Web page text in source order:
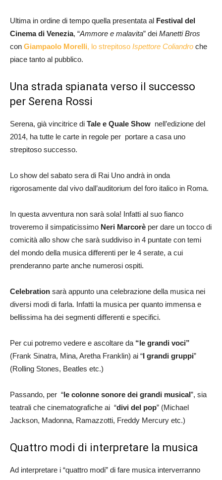
Ultima in ordine di tempo quella presentata al Festival del
Cinema di Venezia, “Ammore e malavita” dei Manetti Bros
con Giampaolo Morelli, lo strepitoso Ispettore Coliandro che
piace tanto al pubblico.
Una strada spianata verso il successo
per Serena Rossi
Serena, già vincitrice di Tale e Quale Show nell’edizione del
2014, ha tutte le carte in regole per portare a casa uno
strepitoso successo.
Lo show del sabato sera di Rai Uno andrà in onda
rigorosamente dal vivo dall’auditorium del foro italico in Roma.
In questa avventura non sarà sola! Infatti al suo fianco
troveremo il simpaticissimo Neri Marcorè per dare un tocco di
comicità allo show che sarà suddiviso in 4 puntate con temi
del mondo della musica differenti per le 4 serate, a cui
prenderanno parte anche numerosi ospiti.
Celebration sarà appunto una celebrazione della musica nei
diversi modi di farla. Infatti la musica per quanto immensa e
bellissima ha dei segmenti differenti e specifici.
Per cui potremo vedere e ascoltare da “le grandi voci”
(Frank Sinatra, Mina, Aretha Franklin) ai “I grandi gruppi”
(Rolling Stones, Beatles etc.)
Passando, per “le colonne sonore dei grandi musical”, sia
teatrali che cinematografiche ai “divi del pop” (Michael
Jackson, Madonna, Ramazzotti, Freddy Mercury etc.)
Quattro modi di interpretare la musica
Ad interpretare i “quattro modi” di fare musica interverranno